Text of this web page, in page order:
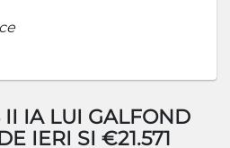
II IA LUI GALFOND
IERI SI €21.571